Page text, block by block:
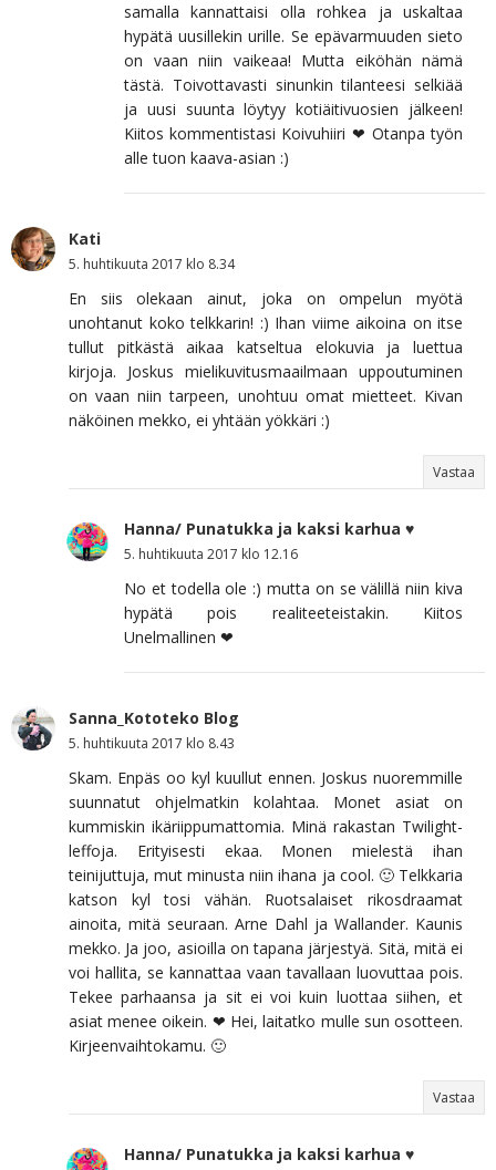
samalla kannattaisi olla rohkea ja uskaltaa
hypätä uusillekin urille. Se epävarmuuden sieto
on vaan niin vaikeaa! Mutta eiköhän nämä
tästä. Toivottavasti sinunkin tilanteesi selkiää
ja uusi suunta löytyy kotiäitivuosien jälkeen!
Kiitos kommentistasi Koivuhiiri ❤ Otanpa työn
alle tuon kaava-asian :)
Kati
5. huhtikuuta 2017 klo 8.34
En siis olekaan ainut, joka on ompelun myötä
unohtanut koko telkkarin! :) Ihan viime aikoina on itse
tullut pitkästä aikaa katseltua elokuvia ja luettua
kirjoja. Joskus mielikuvitusmaailmaan uppoutuminen
on vaan niin tarpeen, unohtuu omat mietteet. Kivan
näköinen mekko, ei yhtään yökkäri :)
Vastaa
Hanna/ Punatukka ja kaksi karhua ♥
5. huhtikuuta 2017 klo 12.16
No et todella ole :) mutta on se välillä niin kiva
hypätä pois realiteeteistakin. Kiitos
Unelmallinen ❤
Sanna_Kototeko Blog
5. huhtikuuta 2017 klo 8.43
Skam. Enpäs oo kyl kuullut ennen. Joskus nuoremmille
suunnatut ohjelmatkin kolahtaa. Monet asiat on
kummiskin ikäriippumattomia. Minä rakastan Twilight-
leffoja. Erityisesti ekaa. Monen mielestä ihan
teinijuttuja, mut minusta niin ihana ja cool. 🙂 Telkkaria
katson kyl tosi vähän. Ruotsalaiset rikosdraamat
ainoita, mitä seuraan. Arne Dahl ja Wallander. Kaunis
mekko. Ja joo, asioilla on tapana järjestyä. Sitä, mitä ei
voi hallita, se kannattaa vaan tavallaan luovuttaa pois.
Tekee parhaansa ja sit ei voi kuin luottaa siihen, et
asiat menee oikein. ❤ Hei, laitatko mulle sun osotteen.
Kirjeenvaihtokamu. 🙂
Vastaa
Hanna/ Punatukka ja kaksi karhua ♥